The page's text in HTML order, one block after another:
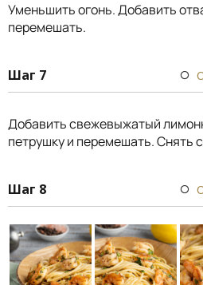
Уменьшить огонь. Добавить
перемешать.
Шаг 7
Добавить свежевыжатый
петрушку и перемешать. Снять
Шаг 8